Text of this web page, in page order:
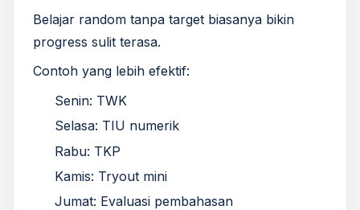
Belajar random tanpa target biasanya bikin
progress sulit terasa.
Contoh yang lebih efektif:
Senin: TWK
Selasa: TIU numerik
Rabu: TKP
Kamis: Tryout mini
Jumat: Evaluasi pembahasan